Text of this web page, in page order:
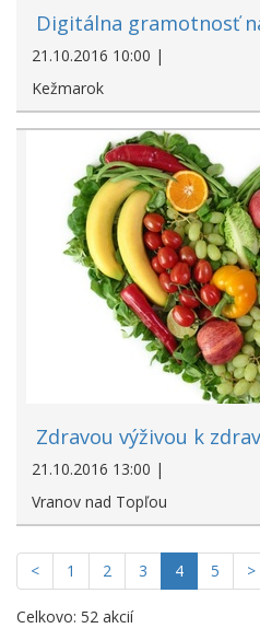
Digitálna gramotnosť
21.10.2016 10:00 |
Kežmarok
Zdravou výživou k
21.10.2016 13:00 |
Vranov nad Topľou
< 1 2 3 4 5 >
Celkovo: 52 akcií